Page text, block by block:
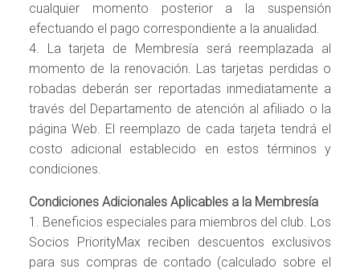
cualquier momento posterior a la suspensión
efectuando el pago correspondiente a la anualidad.
4. La tarjeta de Membresía será reemplazada al
momento de la renovación. Las tarjetas perdidas o
robadas deberán ser reportadas inmediatamente a
través del Departamento de atención al afiliado o la
página Web. El reemplazo de cada tarjeta tendrá el
costo adicional establecido en estos términos y
condiciones.
Condiciones Adicionales Aplicables a la Membresía
1. Beneficios especiales para miembros del club. Los
Socios PriorityMax reciben descuentos exclusivos
para sus compras de contado (calculado sobre el